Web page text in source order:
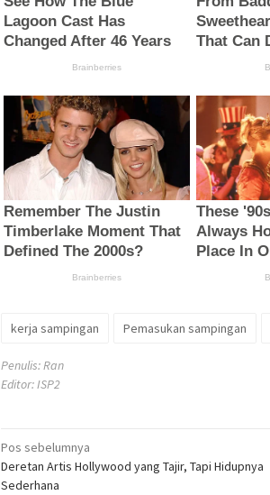
kerja sampingan Pemasukan sampingan
Penulis: Ran
Editor: ISP2
Navigasi
pos
Pos sebelumnya
Deretan Artis Hollywood yang Tajir, Tapi Hidupnya
Sederhana